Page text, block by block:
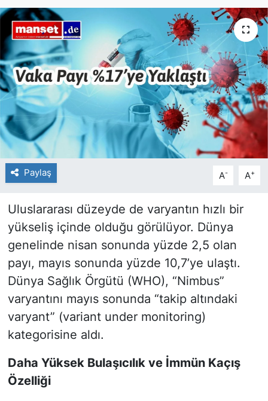
Paylaş A- A+
Uluslararası düzeyde de varyantın hızlı bir
yükseliş içinde olduğu görülüyor. Dünya
genelinde nisan sonunda yüzde 2,5 olan
payı, mayıs sonunda yüzde 10,7’ye ulaştı.
Dünya Sağlık Örgütü (WHO), “Nimbus”
varyantını mayıs sonunda “takip altındaki
varyant” (variant under monitoring)
kategorisine aldı.
Daha Yüksek Bulaşıcılık ve İmmün Kaçış
Özelliği